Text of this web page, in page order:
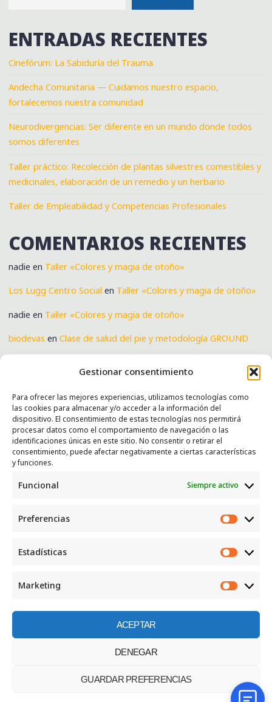
Gestionar consentimiento
Para ofrecer las mejores experiencias, utilizamos tecnologías como
las cookies para almacenar y/o acceder a la información del
dispositivo. El consentimiento de estas tecnologías nos permitirá
procesar datos como el comportamiento de navegación o las
identificaciones únicas en este sitio. No consentir o retirar el
consentimiento, puede afectar negativamente a ciertas características
y funciones.
Funcional Siempre activo
Preferencias
Estadísticas
Marketing
ACEPTAR
DENEGAR
GUARDAR PREFERENCIAS
ENTRADAS RECIENTES
Cinefórum: La Sabiduría del Trauma
Andecha Comunitaria — Cuidamos nuestro espacio,
fortalecemos nuestra comunidad
Neurodivergencias: Ser diferente en un mundo donde todos
somos diferentes
Taller práctico: Recolección de plantas silvestres comestibles y
medicinales, elaboración de un remedio y un herbario
Taller de Empleabilidad y Competencias Profesionales
COMENTARIOS RECIENTES
nadie en Taller «Colores y magia de otoño»
Los Lugg Centro Social en Taller «Colores y magia de otoño»
nadie en Taller «Colores y magia de otoño»
biodevas enClase de salud del pie y metodología GROUND
SERVICIOS
Recogida e intercambio de ropa y enseres.
INFORMACIÓN
Política de privacidad
CONTACTO
Correo: luggcentrosocial @ biodevas.org
©2026 Centro social los Lugg